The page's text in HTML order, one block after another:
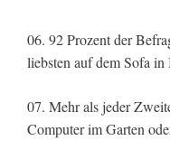
06. 92 Prozent der
liebsten auf dem Sofa in
07. Mehr als jeder
Computer im Garten